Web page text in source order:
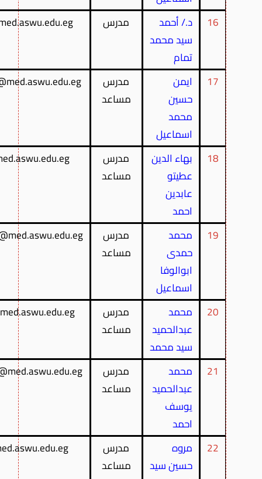
16
د./ أحمد
سيد محمد
تمام
مدرس
17
ايمن
حسين
محمد
اسماعيل
مدرس
مساعد
18
بهاء الدين
عطيتو
عابدين
احمد
مدرس
مساعد
19
محمد
حمدى
ابوالوفا
اسماعيل
مدرس
مساعد
20
محمد
عبدالحميد
سيد محمد
مدرس
مساعد
21
محمد
عبدالحميد
يوسف
احمد
مدرس
مساعد
22
مروه
حسين سيد
مدرس
مساعد